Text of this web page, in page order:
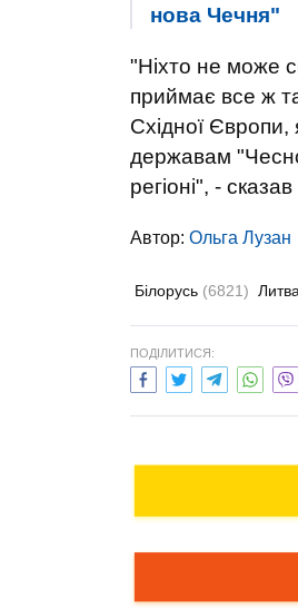
нова Чечня"
"Ніхто не може
приймає все ж
Східної
державам
регіоні", - сказав
Автор: Ольга Лузан
Білорусь (6821) Литва
ПОДІЛИТИСЯ: